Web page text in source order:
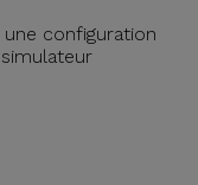
configuration